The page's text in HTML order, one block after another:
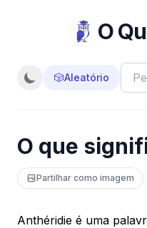
O
🎲Aleatório
O que
Partilhar como imagem
Anthéridie é uma